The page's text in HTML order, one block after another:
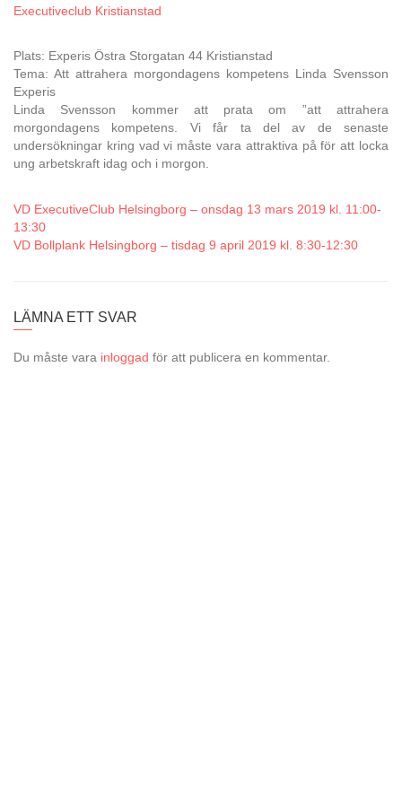
Executiveclub Kristianstad
Plats: Experis Östra Storgatan 44 Kristianstad
Tema: Att attrahera morgondagens kompetens Linda Svensson
Experis
Linda Svensson kommer att prata om ”att attrahera
morgondagens kompetens. Vi får ta del av de senaste
undersökningar kring vad vi måste vara attraktiva på för att locka
ung arbetskraft idag och i morgon.
VD ExecutiveClub Helsingborg – onsdag 13 mars 2019 kl. 11:00-
13:30
VD Bollplank Helsingborg – tisdag 9 april 2019 kl. 8:30-12:30
LÄMNA ETT SVAR
Du måste vara inloggad för att publicera en kommentar.